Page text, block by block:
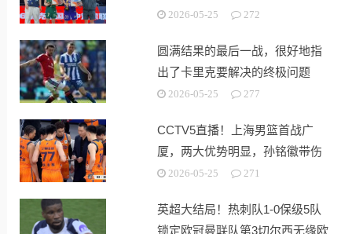
冠2026-05-25 272
圆满结果的最后一战，很好地指
出了卡里克要解决的终极问题
2026-05-25 277
CCTV5直播！上海男篮首战广
厦，两大优势明显，孙铭徽带伤
出战！
2026-05-25 271
英超大结局！热刺队1-0保级5队
锁定欧冠曼联队第3切尔西无缘欧